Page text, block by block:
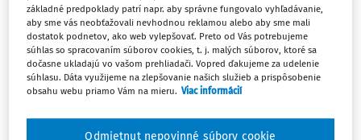
Celý odborný obsah z tejto oblasti je
dostupný predplatiteľom portálu.
obsahu a získajte prístup na 10 dní
základné predpoklady patrí napr. aby správne fungovalo vyhľadávanie,
aby sme vás neobťažovali nevhodnou reklamou alebo aby sme mali
dostatok podnetov, ako web vylepšovať. Preto od Vás potrebujeme
súhlas so spracovaním súborov cookies, t. j. malých súborov, ktoré sa
dočasne ukladajú vo vašom prehliadači. Vopred ďakujeme za udelenie
súhlasu. Dáta využijeme na zlepšovanie našich služieb a prispôsobenie
obsahu webu priamo Vám na mieru. Viac informácií
Odmietnut nepovinné súbory cookie